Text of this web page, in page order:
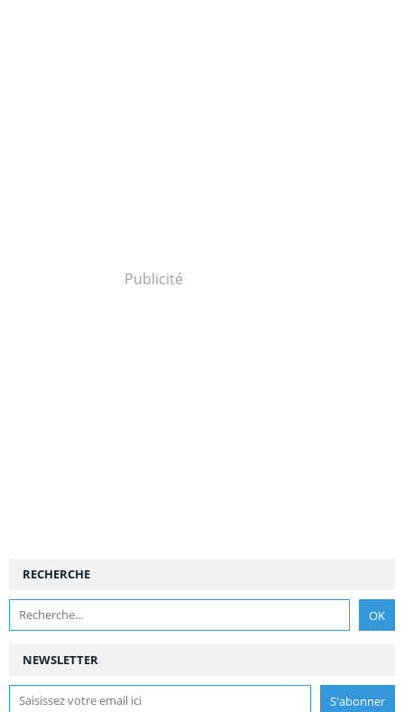
Publicité
NEWSLETTER
RECHERCHE